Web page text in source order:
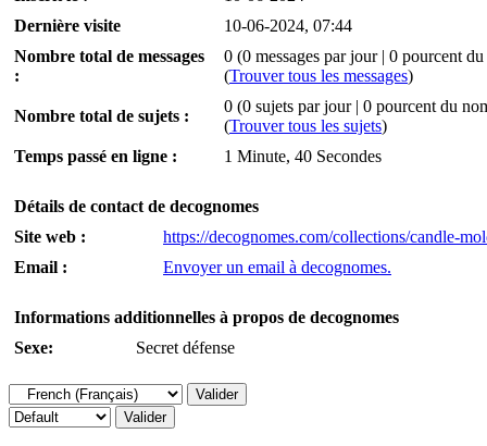
Dernière visite
10-06-2024, 07:44
Nombre total de messages
:
0 (0 messages par jour | 0 pourcent
(Trouver tous les messages)
Nombre total de sujets :
0 (0 sujets par jour | 0 pourcent du
(Trouver tous les sujets)
Temps passé en ligne :
1 Minute, 40 Secondes
Détails de contact de decognomes
Site web :
https://decognomes.com/collections/candle-
Email :
Envoyer un email à decognomes.
Informations additionnelles à propos de decognomes
Sexe:
Secret défense